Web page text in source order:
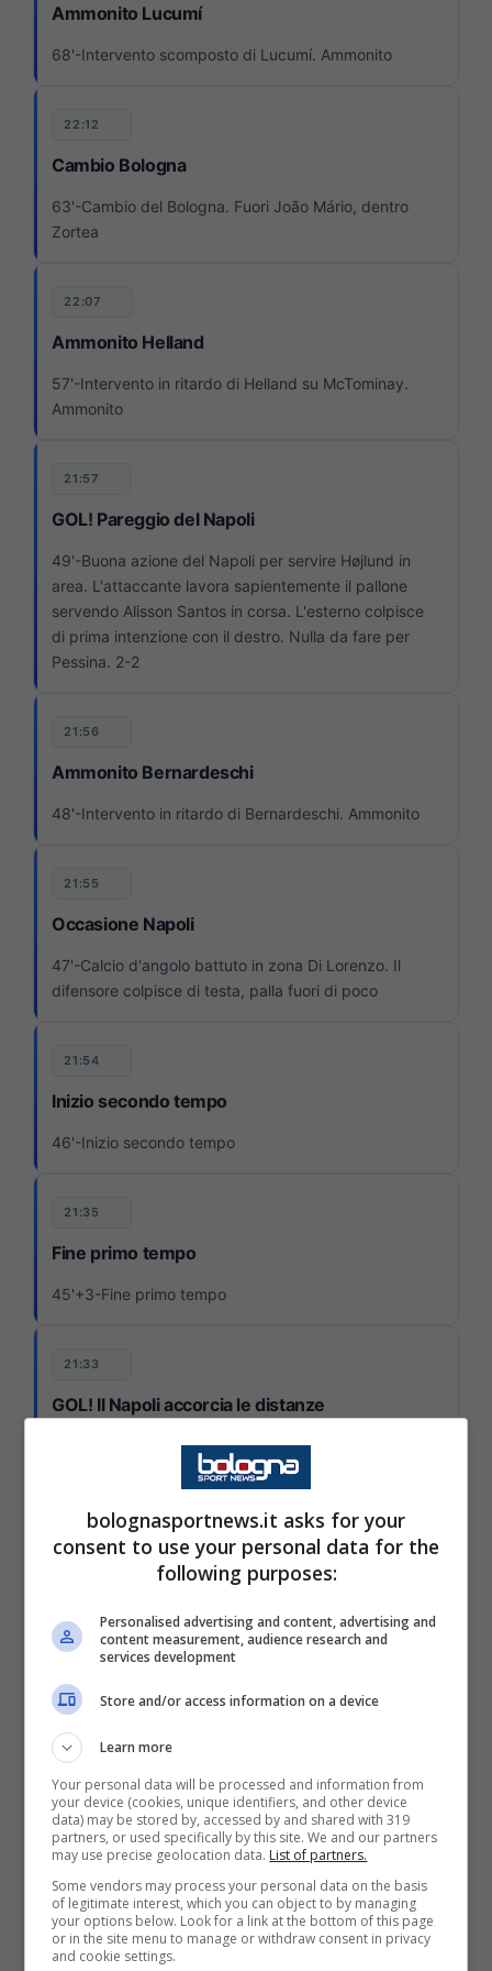
Ammonito Lucumí
68'-Intervento scomposto di Lucumí. Ammonito
22:12
Cambio Bologna
63'-Cambio del Bologna. Fuori João Mário, dentro
Zortea
22:07
Ammonito Helland
57'-Intervento in ritardo di Helland su McTominay.
Ammonito
21:57
GOL! Pareggio del Napoli
49'-Buona azione del Napoli per servire Højlund in
area. L'attaccante lavora sapientemente il pallone
servendo Alisson Santos in corsa. L'esterno colpisce
di prima intenzione con il destro. Nulla da fare per
Pessina. 2-2
21:56
Ammonito Bernardeschi
48'-Intervento in ritardo di Bernardeschi. Ammonito
21:55
Occasione Napoli
47'-Calcio d'angolo battuto in zona Di Lorenzo. Il
difensore colpisce di testa, palla fuori di poco
21:54
Inizio secondo tempo
46'-Inizio secondo tempo
21:35
Fine primo tempo
45'+3-Fine primo tempo
21:33
GOL! Il Napoli accorcia le distanze
45'+2-Un rimpallo in area favorisce Di Lorenzo. Il
difensore controlla e calcia. La palla bacia la traversa
45'-Saranno tre i minuti di recupero
21:24
Ammonito João Mário
37'-Gran taglio di McTominay non letto da João Mário.
Il portoghese lo colpisce nel tentativo di ostacolarlo:
ammonito
21:21
GOOL! Raddoppio del Bologna
bolognasportnews.it asks for your
consent to use your personal data for the
following purposes:
Personalised advertising and content, advertising and
content measurement, audience research and
services development
Store and/or access information on a device
Learn more
Your personal data will be processed and information from
your device (cookies, unique identifiers, and other device
data) may be stored by, accessed by and shared with 319
partners, or used specifically by this site. We and our partners
may use precise geolocation data. List of partners.
Some vendors may process your personal data on the basis
of legitimate interest, which you can object to by managing
your options below. Look for a link at the bottom of this page
or in the site menu to manage or withdraw consent in privacy
and cookie settings.